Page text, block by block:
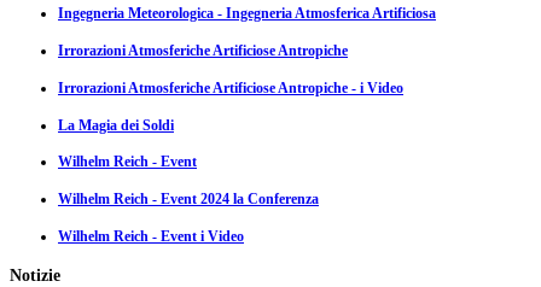
Ingegneria Meteorologica - Ingegneria Atmosferica Artificiosa
Irrorazioni Atmosferiche Artificiose Antropiche
Irrorazioni Atmosferiche Artificiose Antropiche - i Video
La Magia dei Soldi
Wilhelm Reich - Event
Wilhelm Reich - Event 2024 la Conferenza
Wilhelm Reich - Event i Video
Notizie